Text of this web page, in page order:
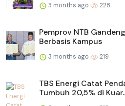
3 months ago 228
Pemprov NTB
Berbasis Kampus
3 months ago 219
TBS Energi Catat
Tumbuh 20,5% di